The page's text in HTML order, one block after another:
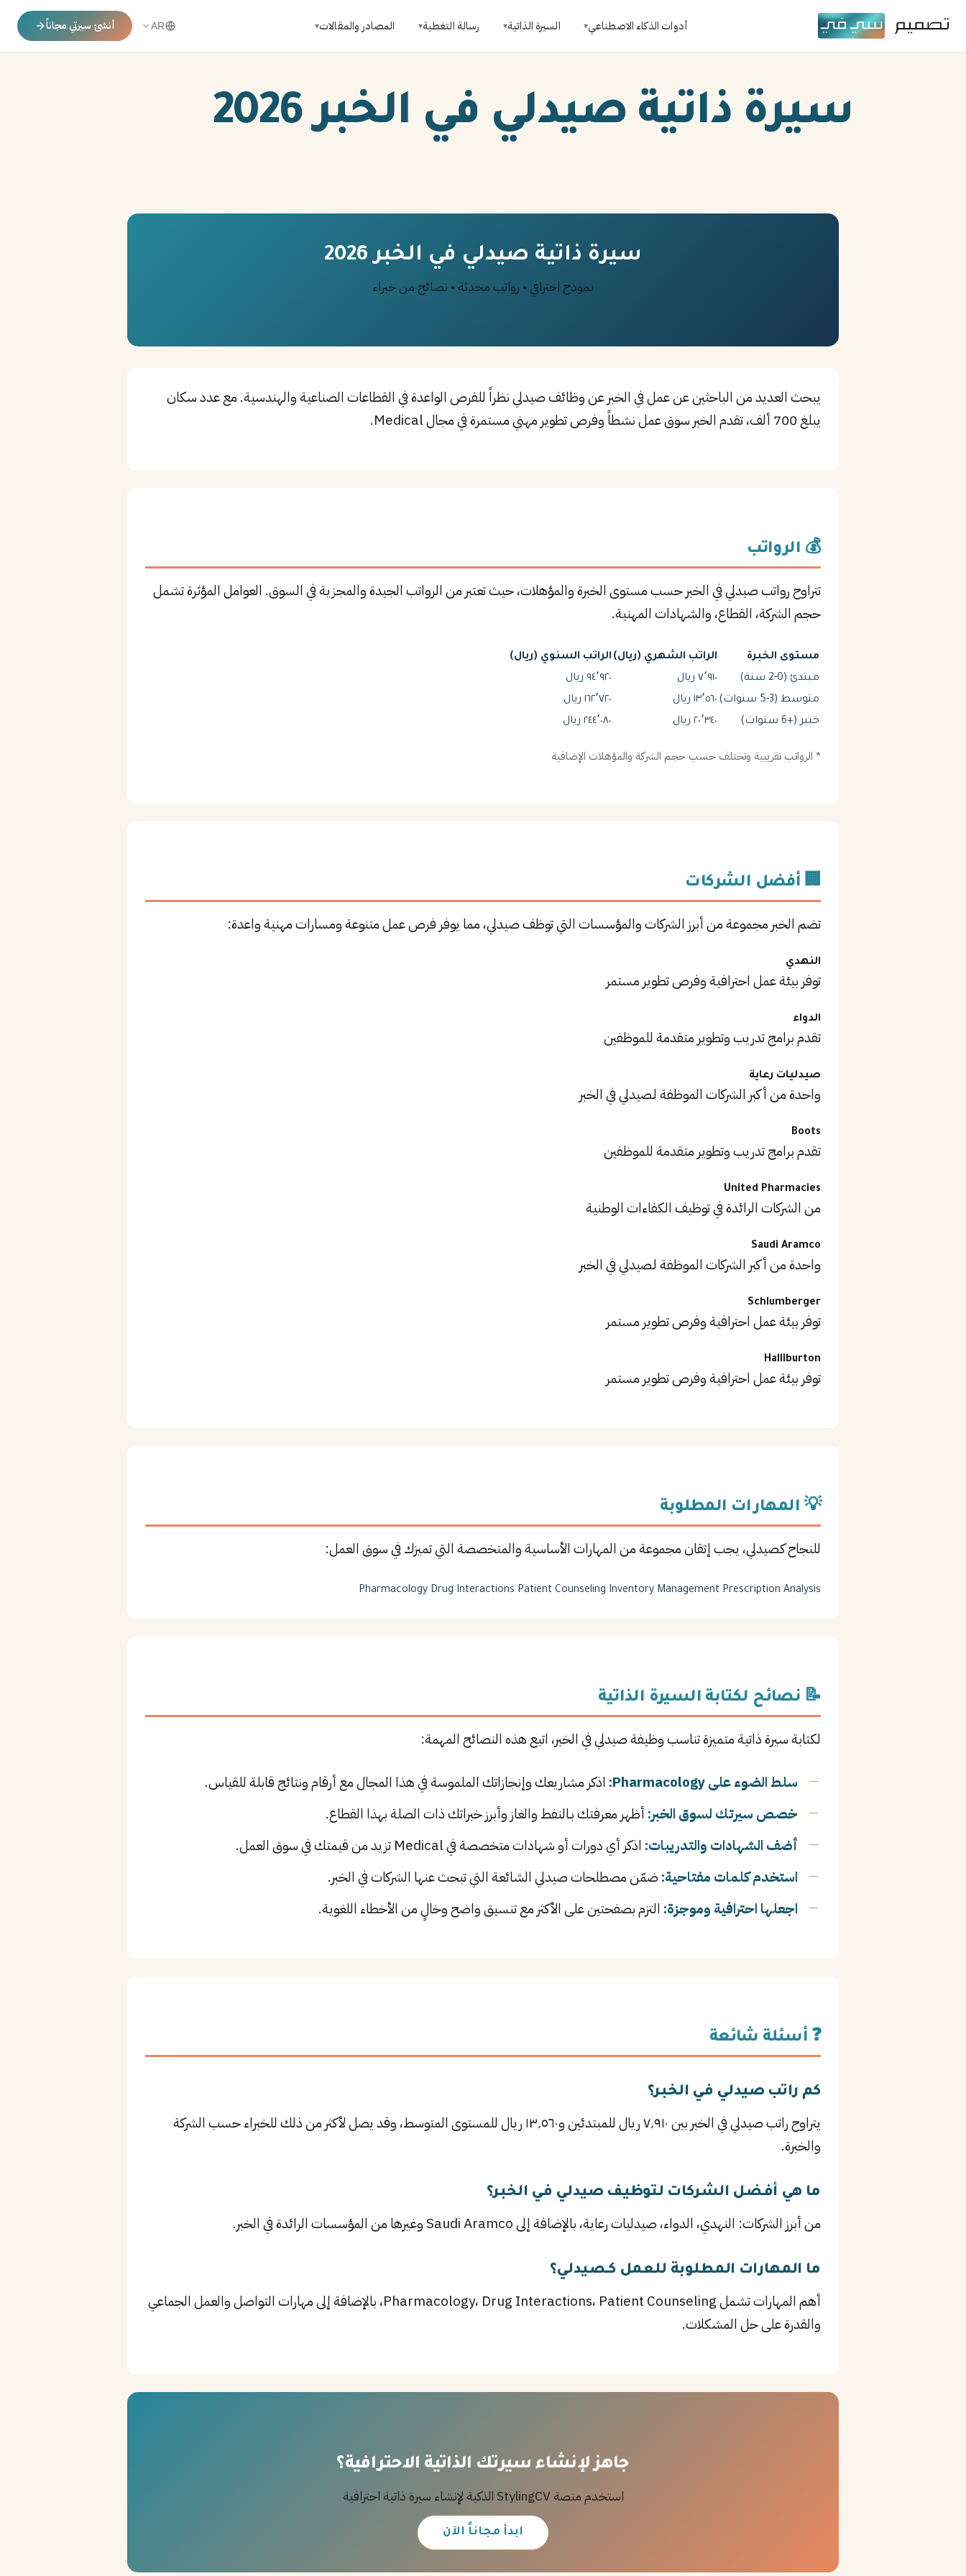
أدوات الذكاء الاصطناعي▾ السيرة الذاتية▾ رسالة التغطية▾ المصادر والمقالات▾
AR أنشئ سيرتي مجاناً
سيرة ذاتية صيدلي في الخبر 2026
سيرة ذاتية صيدلي في الخبر 2026
نموذج احترافي • رواتب محدثة • نصائح من خبراء
يبحث العديد من الباحثين عن عمل في الخبر عن وظائف صيدلي نظراً للفرص الواعدة في القطاعات الصناعية والهندسية. مع عدد سكان
يبلغ 700 ألف، تقدم الخبر سوق عمل نشطاً وفرص تطوير مهني مستمرة في مجال Medical.
💰 الرواتب
تتراوح رواتب صيدلي في الخبر حسب مستوى الخبرة والمؤهلات، حيث تعتبر من الرواتب الجيدة والمجزية في السوق. العوامل المؤثرة تشمل
حجم الشركة، القطاع، والشهادات المهنية.
مستوى الخبرة الراتب الشهري (ريال) الراتب السنوي (ريال)
مبتدئ (0-2 سنة)
٧٬٩١٠ ريال
٩٤٬٩٢٠ ريال
متوسط (3-5 سنوات)
١٣٬٥٦٠ ريال
١٦٢٬٧٢٠ ريال
خبير (+6 سنوات)
٢٠٬٣٤٠ ريال ٢٤٤٬٠٨٠ ريال
* الرواتب تقريبية وتختلف حسب حجم الشركة والمؤهلات الإضافية
🏢 أفضل الشركات
تضم الخبر مجموعة من أبرز الشركات والمؤسسات التي توظف صيدلي، مما يوفر فرص عمل متنوعة ومسارات مهنية واعدة:
النهدي
توفر بيئة عمل احترافية وفرص تطوير مستمر
الدواء
تقدم برامج تدريب وتطوير متقدمة للموظفين
صيدليات رعاية
واحدة من أكبر الشركات الموظفة لـصيدلي في الخبر
Boots
تقدم برامج تدريب وتطوير متقدمة للموظفين
United Pharmacies
من الشركات الرائدة في توظيف الكفاءات الوطنية
Saudi Aramco
واحدة من أكبر الشركات الموظفة لـصيدلي في الخبر
Schlumberger
توفر بيئة عمل احترافية وفرص تطوير مستمر
Halliburton
توفر بيئة عمل احترافية وفرص تطوير مستمر
💡 المهارات المطلوبة
للنجاح كـصيدلي، يجب إتقان مجموعة من المهارات الأساسية والمتخصصة التي تميزك في سوق العمل:
Pharmacology Drug Interactions Patient Counseling Inventory Management Prescription Analysis
📝 نصائح لكتابة السيرة الذاتية
لكتابة سيرة ذاتية متميزة تناسب وظيفة صيدلي في الخبر، اتبع هذه النصائح المهمة:
سلط الضوء على Pharmacology:
اذكر مشاريعك وإنجازاتك الملموسة في هذا المجال مع أرقام ونتائج قابلة للقياس.
خصص سيرتك لسوق الخبر: أظهر معرفتك بـالنفط والغاز وأبرز خبراتك ذات الصلة بهذا القطاع.
أضف الشهادات والتدريبات: اذكر أي دورات أو شهادات متخصصة في Medical تزيد من قيمتك في سوق العمل.
استخدم كلمات مفتاحية: ضمّن مصطلحات صيدلي الشائعة التي تبحث عنها الشركات في الخبر.
اجعلها احترافية وموجزة: التزم بصفحتين على الأكثر مع تنسيق واضح وخالٍ من الأخطاء اللغوية.
❓ أسئلة شائعة
كم راتب صيدلي في الخبر؟
يتراوح راتب صيدلي في الخبر بين ٧٬٩١٠ ريال للمبتدئين و١٣٬٥٦٠ ريال للمستوى المتوسط، وقد يصل لأكثر من ذلك للخبراء حسب الشركة
والخبرة.
ما هي أفضل الشركات لتوظيف صيدلي في الخبر؟
من أبرز الشركات: النهدي، الدواء، صيدليات رعاية، بالإضافة إلى Saudi Aramco وغيرها من المؤسسات الرائدة في الخبر.
ما المهارات المطلوبة للعمل كـصيدلي؟
أهم المهارات تشمل Pharmacology، Drug Interactions، Patient Counseling، بالإضافة إلى مهارات التواصل والعمل الجماعي
والقدرة على حل المشكلات.
جاهز لإنشاء سيرتك الذاتية الاحترافية؟
استخدم منصة StylingCV الذكية لإنشاء سيرة ذاتية احترافية
ابدأ مجاناً الآن